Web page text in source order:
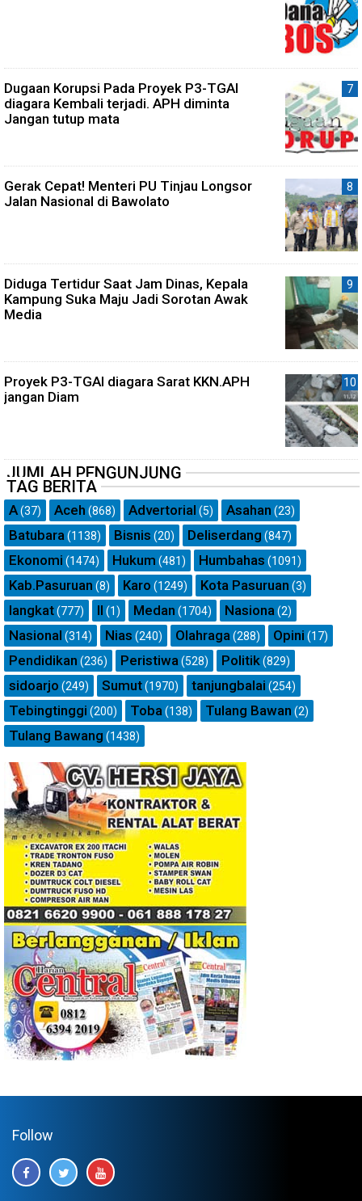
Dugaan Korupsi Pada Proyek P3-TGAI
diagara Kembali terjadi. APH diminta
Jangan tutup mata
Gerak Cepat! Menteri PU Tinjau Longsor
Jalan Nasional di Bawolato
Diduga Tertidur Saat Jam Dinas, Kepala
Kampung Suka Maju Jadi Sorotan Awak
Media
Proyek P3-TGAI diagara Sarat KKN.APH
jangan Diam
JUMLAH PENGUNJUNG
TAG BERITA
A(37) Aceh (868) Advertorial (5) Asahan (23)
Batubara(1138) Bisnis (20) Deliserdang (847)
Ekonomi (1474) Hukum (481) Humbahas (1091)
Kab.Pasuruan (8) Karo (1249) Kota Pasuruan (3)
langkat(777) ll (1) Medan (1704) Nasiona(2)
Nasional (314) Nias (240) Olahraga(288) Opini (17)
Pendidikan (236) Peristiwa(528) Politik(829)
sidoarjo (249) Sumut(1970) tanjungbalai (254)
Tebingtinggi (200) Toba(138) Tulang Bawan (2)
Tulang Bawang (1438)
Follow